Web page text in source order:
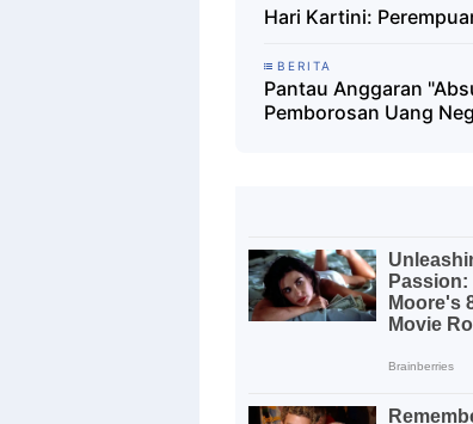
Hari Kartini:
BERITA
Pantau Anggaran
Pemborosan Uang